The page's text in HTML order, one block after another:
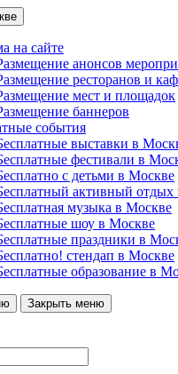
на сайте
анонсов
ресторанов и
мест и площадок
баннеров
события
выставки в
фестивали в
с детьми в Москве
активный отдых
музыка в Москве
шоу в Москве
праздники в
стендап в Москве
образование в
Закрыть меню